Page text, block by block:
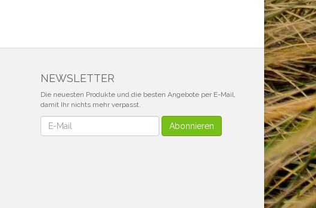
NEWSLETTER
Die neuesten Produkte und die besten Angebote per E-Mail,
damit Ihr nichts mehr verpasst.
Newsletter Abonnieren